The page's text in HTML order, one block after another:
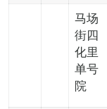
马场
街四
化里
单号
院